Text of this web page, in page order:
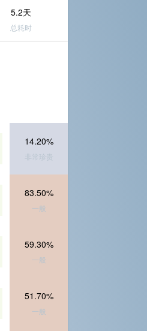
5.2天
总耗时
14.20%
非常珍贵
83.50%
一般
59.30%
一般
51.70%
一般